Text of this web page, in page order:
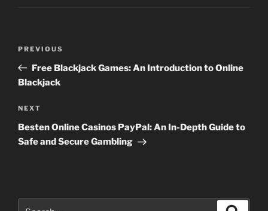
Previous
Post
PREVIOUS
Free Blackjack Games: An Introduction to Online
Blackjack
Next
Post
NEXT
Besten Online Casinos PayPal: An In-Depth Guide to
Safe and Secure Gambling